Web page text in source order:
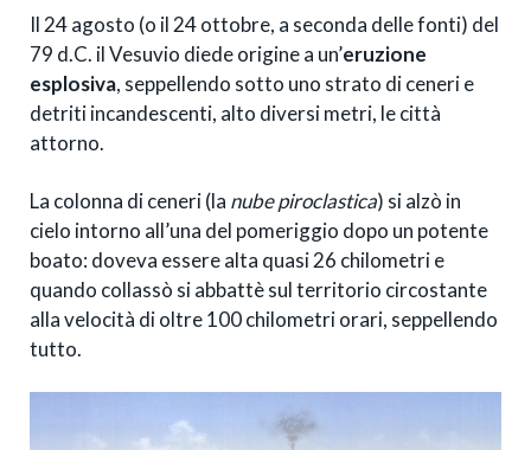
Il 24 agosto (o il 24 ottobre, a seconda delle fonti) del
79 d.C. il Vesuvio diede origine a un’eruzione
esplosiva, seppellendo sotto uno strato di ceneri e
detriti incandescenti, alto diversi metri, le città
attorno.
La colonna di ceneri (la nube piroclastica) si alzò in
cielo intorno all’una del pomeriggio dopo un potente
boato: doveva essere alta quasi 26 chilometri e
quando collassò si abbattè sul territorio circostante
alla velocità di oltre 100 chilometri orari, seppellendo
tutto.